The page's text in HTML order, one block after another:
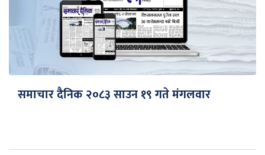
समाचार दैनिक २०८३ साउन १९ गते मंगलवार